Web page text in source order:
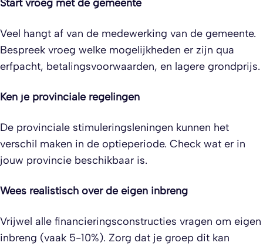
Start vroeg met de gemeente
Veel hangt af van de medewerking van de gemeente.
Bespreek vroeg welke mogelijkheden er zijn qua
erfpacht, betalingsvoorwaarden, en lagere grondprijs.
Ken je provinciale regelingen
De provinciale stimuleringsleningen kunnen het
verschil maken in de optieperiode. Check wat er in
jouw provincie beschikbaar is.
Wees realistisch over de eigen inbreng
Vrijwel alle financieringsconstructies vragen om eigen
inbreng (vaak 5-10%). Zorg dat je groep dit kan